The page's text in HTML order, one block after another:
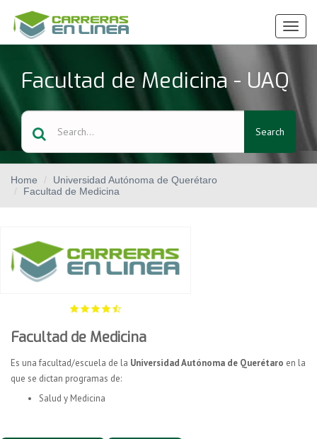
Ver
Menú
Facultad de Medicina - UAQ
Search
Home
Universidad Autónoma de Querétaro
Facultad de Medicina
Facultad de Medicina
Es una facultad/escuela de la Universidad Autónoma de Querétaro en la
que se dictan programas de:
Salud y Medicina